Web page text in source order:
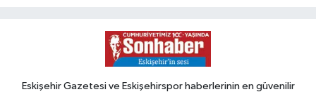
Eskişehir Gazetesi ve Eskişehirspor haberlerinin en güvenilir